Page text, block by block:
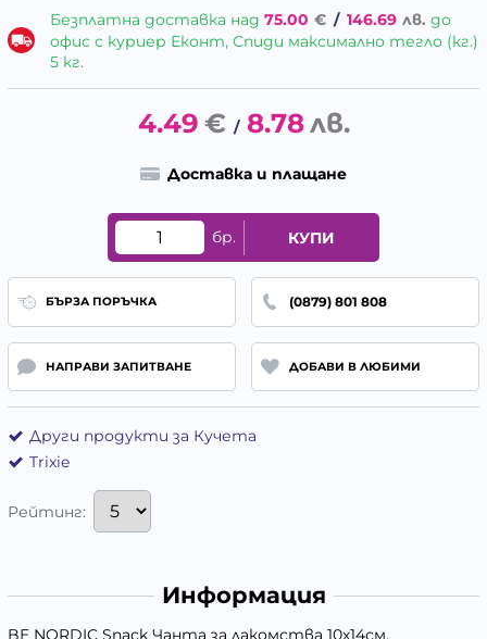
Безплатна доставка над 75.00 € / 146.69 лв. до
офис с куриер Еконт, Спиди максимално тегло (кг.)
5 кг.
4.49 € / 8.78лв.
Доставка и плащане
бр. КУПИ
БЪРЗА ПОРЪЧКА (0879) 801 808
НАПРАВИ ЗАПИТВАНЕ ДОБАВИ В ЛЮБИМИ
Други продукти за Кучета
Trixie
Рейтинг:
Информация